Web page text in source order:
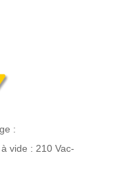
:
vide : 210 Vac-